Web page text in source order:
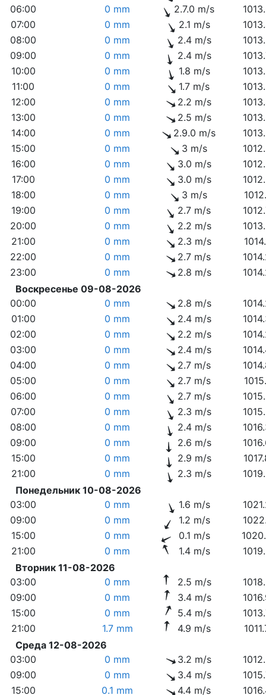
06:00
0 mm 2.7.0 m/s
07:00
0 mm 2.1 m/s
08:00
0 mm 2.4 m/s
09:00
0 mm 2.4 m/s
10:00
0 mm 1.8 m/s
11:00
0 mm 1.7 m/s
12:00
0 mm 2.2 m/s
13:00
0 mm 2.5 m/s
14:00
0 mm 2.9.0 m/s
15:00
0 mm 3 m/s
16:00
0 mm 3.0 m/s
17:00
0 mm 3.0 m/s
18:00
0 mm 3 m/s
19:00
0 mm 2.7 m/s
20:00
0 mm 2.2 m/s
21:00
0 mm 2.3 m/s
22:00
0 mm 2.7 m/s
23:00
0 mm 2.8 m/s
Воскресенье 09-08-2026
00:00
0 mm 2.8 m/s
01:00
0 mm 2.4 m/s
02:00
0 mm 2.2 m/s
03:00
0 mm 2.4 m/s
04:00
0 mm 2.7 m/s
05:00
0 mm 2.7 m/s
06:00
0 mm 2.7 m/s
07:00
0 mm 2.3 m/s
08:00
0 mm 2.4 m/s
09:00
0 mm 2.6 m/s
15:00
0 mm 2.9 m/s
21:00
0 mm 2.3 m/s
Понедельник 10-08-2026
03:00
0 mm 1.6 m/s
09:00
0 mm 1.2 m/s
15:00
0 mm 0.1 m/s
21:00
0 mm 1.4 m/s
Вторник 11-08-2026
03:00
0 mm 2.5 m/s
09:00
0 mm 3.4 m/s
15:00
0 mm 5.4 m/s
21:00
1.7 mm 4.9 m/s
Среда 12-08-2026
03:00
0 mm 3.2 m/s
09:00
0 mm 3.4 m/s
15:00
0.1 mm 4.4 m/s